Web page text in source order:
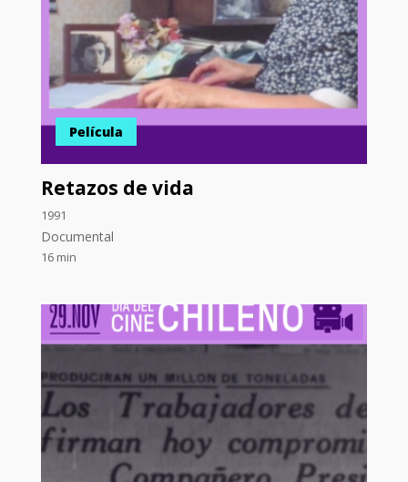
Película
Retazos de vida
1991
Documental
16 min